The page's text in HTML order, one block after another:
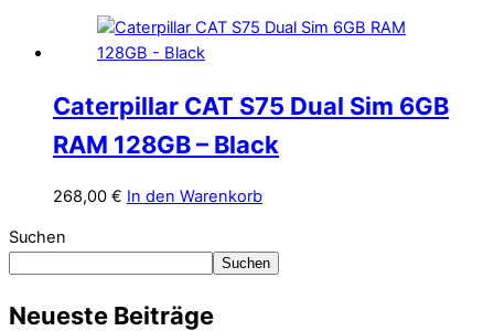
Caterpillar CAT S75 Dual Sim 6GB
RAM 128GB – Black
268,00 € In den Warenkorb
Suchen
Suchen
Neueste Beiträge